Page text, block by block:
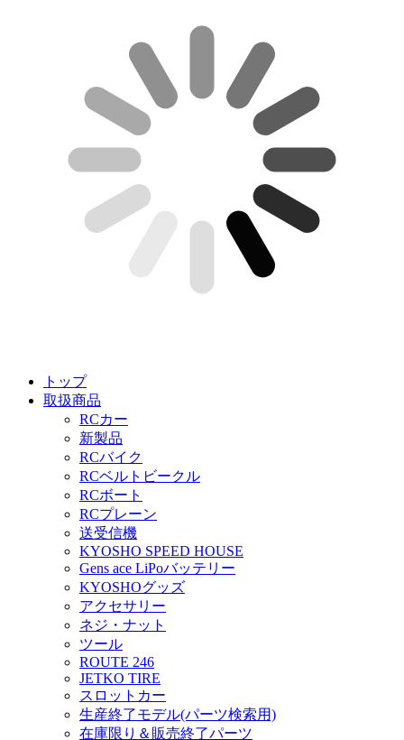
トップ
取扱商品
RCカー
新製品
RCバイク
RCベルトビークル
RCボート
RCプレーン
送受信機
KYOSHO SPEED HOUSE
Gens ace LiPoバッテリー
KYOSHOグッズ
アクセサリー
ネジ・ナット
ツール
ROUTE 246
JETKO TIRE
スロットカー
生産終了モデル(パーツ検索用)
在庫限り＆販売終了パーツ